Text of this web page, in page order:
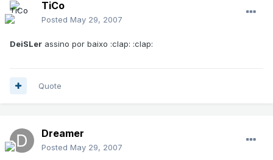
TiCo
Posted May 29, 2007
DeiSLer assino por baixo :clap: :clap:
Quote
Dreamer
Posted May 29, 2007